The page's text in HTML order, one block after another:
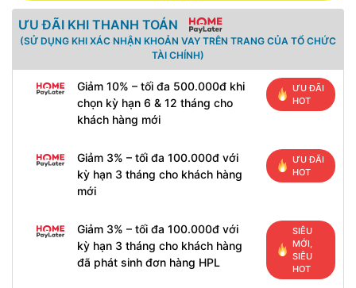
ƯU ĐÃI KHI THANH TOÁN
(SỬ DỤNG KHI XÁC NHẬN KHOẢN VAY TRÊN TRANG CỦA TỔ CHỨC
TÀI CHÍNH)
Giảm 10% – tối đa 500.000đ khi
chọn kỳ hạn 6 & 12 tháng cho
khách hàng mới
ƯU ĐÃI
HOT
Giảm 3% – tối đa 100.000đ với
kỳ hạn 3 tháng cho khách hàng
mới
ƯU ĐÃI
HOT
Giảm 3% – tối đa 100.000đ với
kỳ hạn 3 tháng cho khách hàng
đã phát sinh đơn hàng HPL
SIÊU
MỚI,
SIÊU
HOT